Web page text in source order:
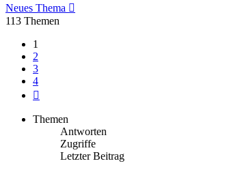
Neues Thema
113 Themen
1
2
3
4
Themen
Antworten
Zugriffe
Letzter Beitrag